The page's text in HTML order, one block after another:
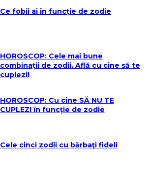
Ce fobii ai în funcție de zodie
HOROSCOP: Cele mai bune
combinaţii de zodii. Află cu cine să te
cuplezi!
HOROSCOP: Cu cine SĂ NU TE
CUPLEZI în funcţie de zodie
Cele cinci zodii cu bărbaţi fideli